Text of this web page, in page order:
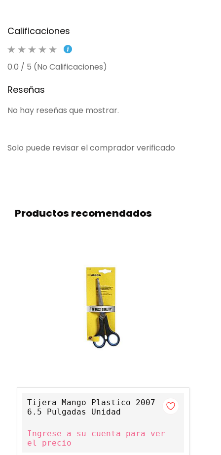
Calificaciones
0.0 / 5 (No Calificaciones)
Reseñas
No hay reseñas que mostrar.
Solo puede revisar el comprador verificado
Productos recomendados
Tijera Mango Plastico 2007
6.5 Pulgadas Unidad
Ingrese a su cuenta para ver
el precio